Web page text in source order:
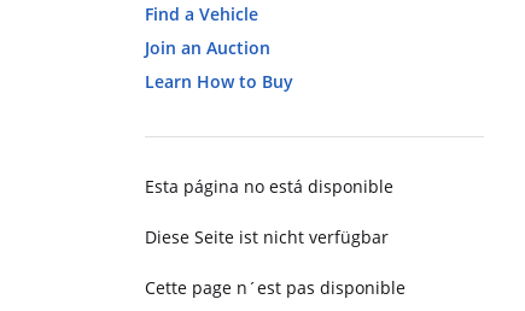
Find a Vehicle
Join an Auction
Learn How to Buy
Esta página no está disponible
Diese Seite ist nicht verfügbar
Cette page n´est pas disponible